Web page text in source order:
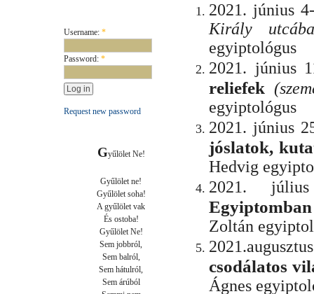
Username: *
Password: *
Request new password
Gyűlölet Ne!
Gyűlölet ne!
Gyűlölet soha!
A gyűlölet vak
És ostoba!
Gyűlölet Ne!
Sem jobbról,
Sem balról,
Sem hátulról,
Sem árúból
2021. június
Király
egyiptológus
2021. június
reliefek
egyiptológus
2021. június
jóslatok,
Hedvig
2021.
Egyiptomban
Zoltán
csodálatos
Ágnes